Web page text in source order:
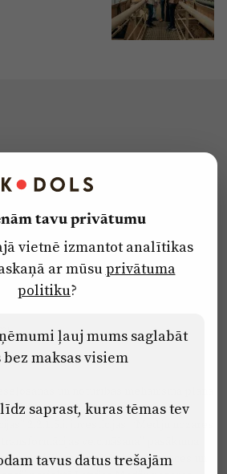
un noturības mehānisma plāna
virziena “Uzņēmumu digitālā
2.2.1.5.i. investīcijas “Mediju nozares
veicināšana” pasākuma
speciālistu digitālās kompetences un
tavu privātumu
vietnē izmantot analītikas
ar mūsuprivātuma
politiku?
ļauj mums saglabāt
maksas visiem
saprast, kuras tēmas tev
tavus datus trešajām